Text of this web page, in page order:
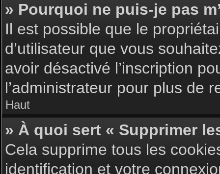
» Pourquoi ne puis-je pas
Il est possible que le
d’utilisateur que vous
avoir désactivé l’inscription
l’administrateur pour plus de
Haut
» À quoi sert « Supprimer
Cela supprime tous les
identification et votre